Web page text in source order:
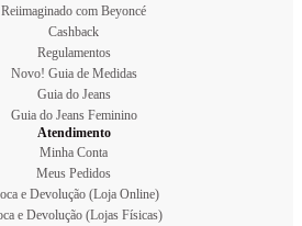
Reiimaginado com Beyoncé
Cashback
Regulamentos
Novo! Guia de Medidas
Guia do Jeans
Guia do Jeans Feminino
Atendimento
Minha Conta
Meus Pedidos
e Devolução (Loja Online)
e Devolução (Lojas Físicas)